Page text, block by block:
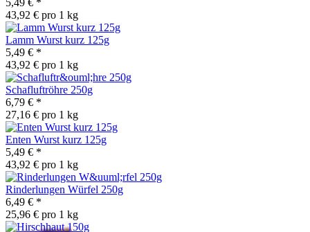
5,49 € *
43,92 € pro 1 kg
Lamm Wurst kurz 125g
5,49 € *
43,92 € pro 1 kg
Schafluftröhre 250g
6,79 € *
27,16 € pro 1 kg
Enten Wurst kurz 125g
5,49 € *
43,92 € pro 1 kg
Rinderlungen Würfel 250g
6,49 € *
25,96 € pro 1 kg